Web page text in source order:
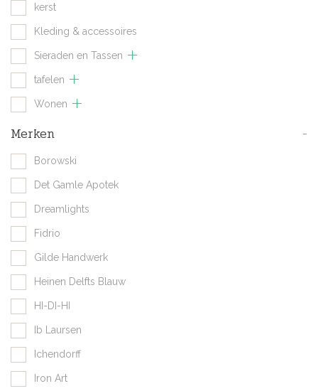
kerst
Kleding & accessoires
Sieraden en Tassen
tafelen
Wonen
Merken -
Borowski
Det Gamle Apotek
Dreamlights
Fidrio
Gilde Handwerk
Heinen Delfts Blauw
HI-DI-HI
Ib Laursen
Ichendorff
Iron Art